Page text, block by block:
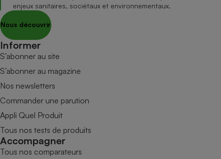
enjeux sanitaires, sociétaux et environnementaux.
Nous découvrir
Informer
S’abonner au site
S’abonner au magazine
Nos newsletters
Commander une parution
Appli Quel Produit
Tous nos tests de produits
Accompagner
Tous nos comparateurs